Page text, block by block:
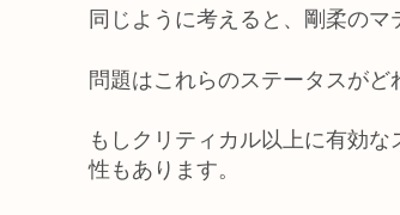
同じように考えると、剛柔の
問題はこれらのステータスがど
もしクリティカル以上に有効
性もあります。